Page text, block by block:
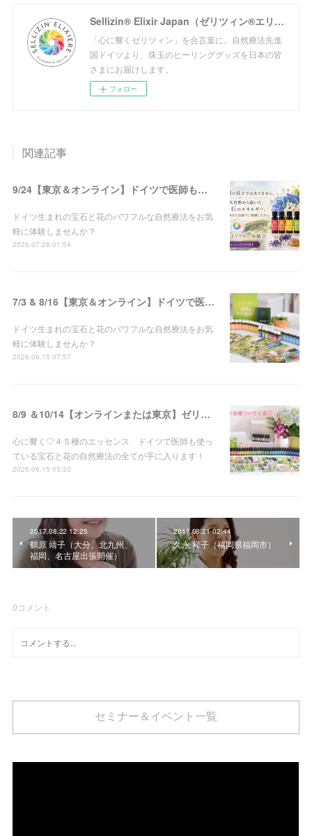
Sellizin® Elixir Japan（ゼリツィン®エリクサージャパン公式サイト）
「心に響くゼリツィン」を合言葉に、自然療法先進
国ドイツより、珠玉のヒーリンググッズを日本の皆
さまにお届けします。
フォロー
関連記事
9/24【東京＆オンライン】ドイツで医師も使う！!宝石と花の自然療法♡ゼリツィン®エリクサー体験会 開催
ドイツ生まれの宝石と花のパワフルな自然療法をお気
軽に体験しませんか？
2026.07.28 01:54
7/3 & 8/16【東京＆オンライン】ドイツで医師も使う！!宝石と花の自然療法♡ゼリツィン®エリクサー体験会 開催
ドイツ生まれの宝石と花のパワフルな自然療法をお気
軽に体験しませんか？
2026.06.15 07:57
8/9 ＆10/14【オンラインまたは東京】ゼリツィン®エリクサー・ベーシックセミナー 開催決定
心に響く♡４５種のエッセンス ドイツで医師も使っ
ている宝石と花の自然療法の全てが手に入ります！
2026.06.15 05:33
2017.08.22 12:25
鶴原 靖子（大分、北九州、
福岡、名古屋出張開催）
2017.08.21 02:44
久永 祥子（福岡県福岡市）
0コメント
セミナー＆イベント一覧